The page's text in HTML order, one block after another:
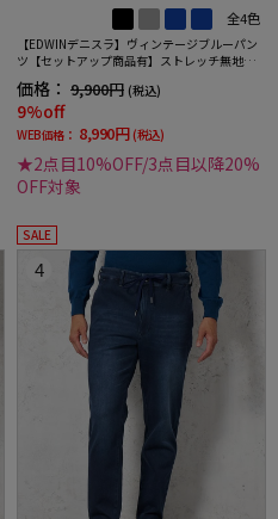
全4色
【EDWINデニスラ】ヴィンテージブルーパン
ツ【セットアップ商品有】ストレッチ無地通
年
価格： 9,900円 (税込)
9%off
WEB価格： 8,990円 (税込)
★2点目10%OFF/3点目以降20%
OFF対象
SALE
4